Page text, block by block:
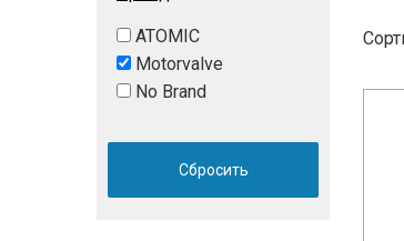
ATOMIC
Motorvalve
No Brand
Сбросить